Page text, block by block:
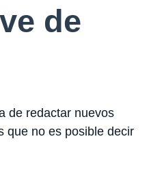
de
de redactar nuevos
que no es posible decir